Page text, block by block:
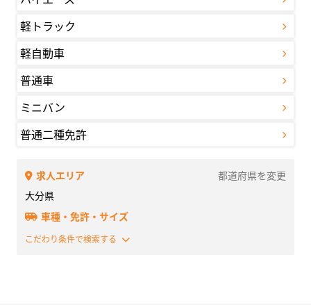
軽トラック
軽自動車
普通車
ミニバン
普通二種免許
求人エリア
都道府県を変更
大分県
車種・免許・サイズ
こだわり条件で検索する